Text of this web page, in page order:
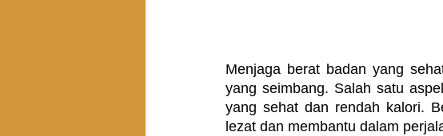
Menjaga berat badan yang
yang seimbang. Salah satu
yang sehat dan rendah kalori.
lezat dan membantu dalam